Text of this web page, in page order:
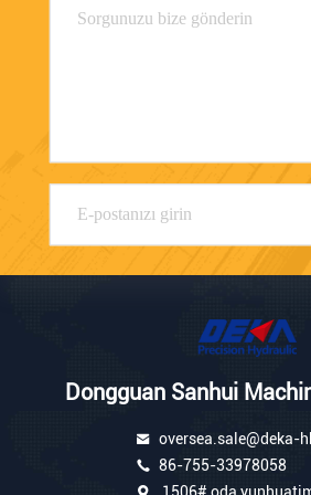
Dongguan Sanhui
oversea.sale@deka-
86-755-33978058